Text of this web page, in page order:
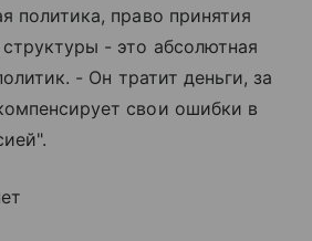
политика, право принятия
- это абсолютная
- Он тратит деньги, за
свои ошибки в